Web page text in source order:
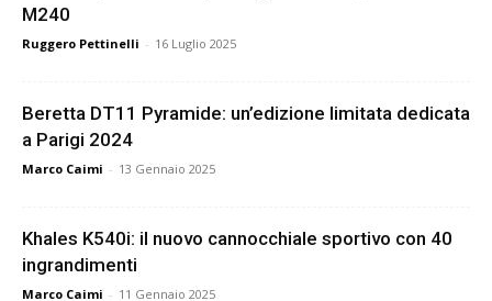
M240
Ruggero Pettinelli - 16 Luglio 2025
Beretta DT11 Pyramide: un’edizione limitata dedicata
a Parigi 2024
Marco Caimi - 13 Gennaio 2025
Khales K540i: il nuovo cannocchiale sportivo con 40
ingrandimenti
Marco Caimi - 11 Gennaio 2025